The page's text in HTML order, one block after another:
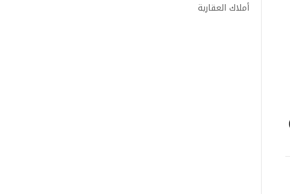
أملاك العقارية